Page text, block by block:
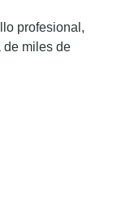
profesional,
de miles de